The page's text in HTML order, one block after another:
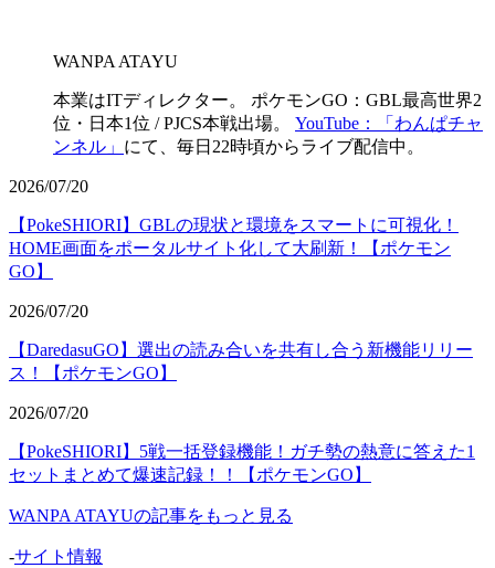
WANPA ATAYU
本業はITディレクター。 ポケモンGO：GBL最高世界2
位・日本1位 / PJCS本戦出場。 YouTube：「わんぱチャ
ンネル」 にて、毎日22時頃からライブ配信中。
2026/07/20
【PokeSHIORI】GBLの現状と環境をスマートに可視化！
HOME画面をポータルサイト化して大刷新！【ポケモン
GO】
2026/07/20
【DaredasuGO】選出の読み合いを共有し合う新機能リリー
ス！【ポケモンGO】
2026/07/20
【PokeSHIORI】5戦一括登録機能！ガチ勢の熱意に答えた1
セットまとめて爆速記録！！【ポケモンGO】
WANPA ATAYUの記事をもっと見る
-サイト情報